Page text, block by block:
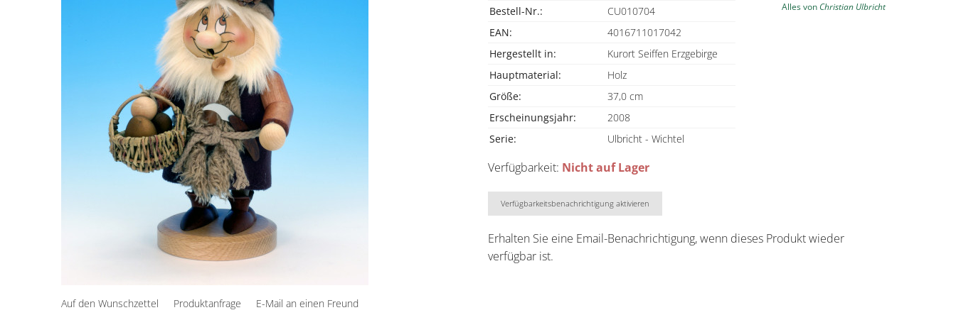
Bestell-Nr.:
CU010704
EAN:
4016711017042
Hergestellt in:
Kurort Seiffen Erzgebirge
Hauptmaterial:
Holz
Größe:
37,0 cm
Erscheinungsjahr:
2008
Serie:
Ulbricht - Wichtel
Alles von Christian Ulbricht
Verfügbarkeit: Nicht auf Lager
Verfügbarkeitsbenachrichtigung aktivieren
Erhalten Sie eine Email-Benachrichtigung, wenn dieses Produkt wieder
verfügbar ist.
Auf den Wunschzettel Produktanfrage E-Mail an einen Freund